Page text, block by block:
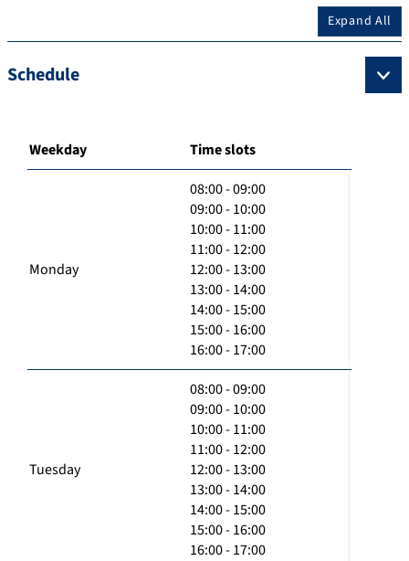
Expand All
Schedule
Weekday Time slots
Monday
08:00 - 09:00
09:00 - 10:00
10:00 - 11:00
11:00 - 12:00
12:00 - 13:00
13:00 - 14:00
14:00 - 15:00
15:00 - 16:00
16:00 - 17:00
Tuesday
08:00 - 09:00
09:00 - 10:00
10:00 - 11:00
11:00 - 12:00
12:00 - 13:00
13:00 - 14:00
14:00 - 15:00
15:00 - 16:00
16:00 - 17:00